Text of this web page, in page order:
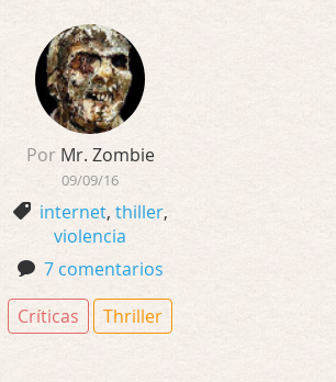
PorMr. Zombie
09/09/16
internet, thiller,
violencia
7 comentarios
Críticas
Thriller